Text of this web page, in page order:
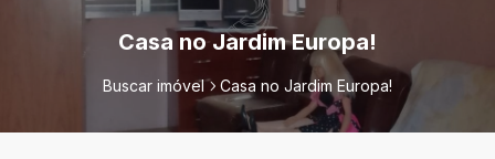
Casa no Jardim Europa!
Buscar imóvel Casa no Jardim Europa!